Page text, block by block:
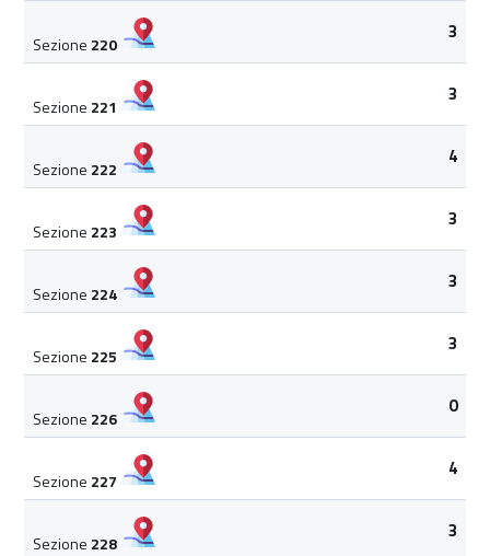
Sezione 220
3
Sezione 221
3
Sezione 222
4
Sezione 223
3
Sezione 224
3
Sezione 225
3
Sezione 226
0
Sezione 227
4
Sezione 228
3